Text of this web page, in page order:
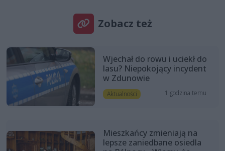
Zobacz też
Wjechał do rowu i uciekł do
lasu? Niepokojący incydent
w Zdunowie
Aktualności 1 godzina temu
Mieszkańcy zmieniają na
lepsze zaniedbane osiedla